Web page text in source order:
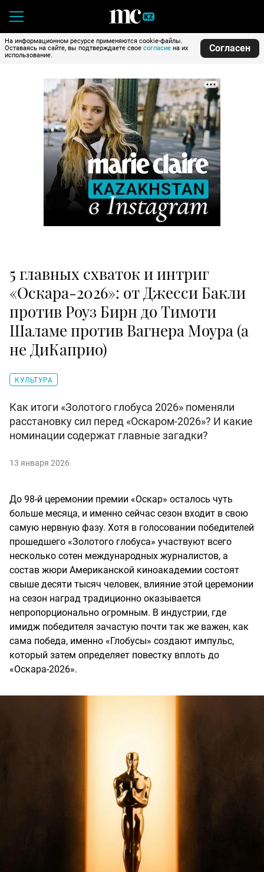
На информационном ресурсе применяются cookie-файлы.
Оставаясь на сайте, вы подтверждаете свое согласие на их
использование.
Согласен
5 главных схваток и интриг
«Оскара-2026»: от Джесси Бакли
против Роуз Бирн до Тимоти
Шаламе против Вагнера Моура (а
не ДиКаприо)
КУЛЬТУРА
Как итоги «Золотого глобуса 2026» поменяли
расстановку сил перед «Оскаром-2026»? И какие
номинации содержат главные загадки?
13 января 2026
До 98-й церемонии премии «Оскар» осталось чуть
больше месяца, и именно сейчас сезон входит в свою
самую нервную фазу. Хотя в голосовании победителей
прошедшего «Золотого глобуса» участвуют всего
несколько сотен международных журналистов, а
состав жюри Американской киноакадемии состоят
свыше десяти тысяч человек, влияние этой церемонии
на сезон наград традиционно оказывается
непропорционально огромным. В индустрии, где
имидж победителя зачастую почти так же важен, как
сама победа, именно «Глобусы» создают импульс,
который затем определяет повестку вплоть до
«Оскара-2026».